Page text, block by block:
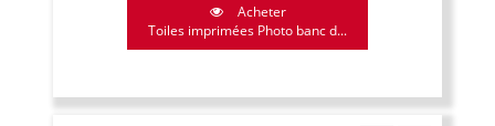
Acheter
Toiles imprimées Photo banc d...